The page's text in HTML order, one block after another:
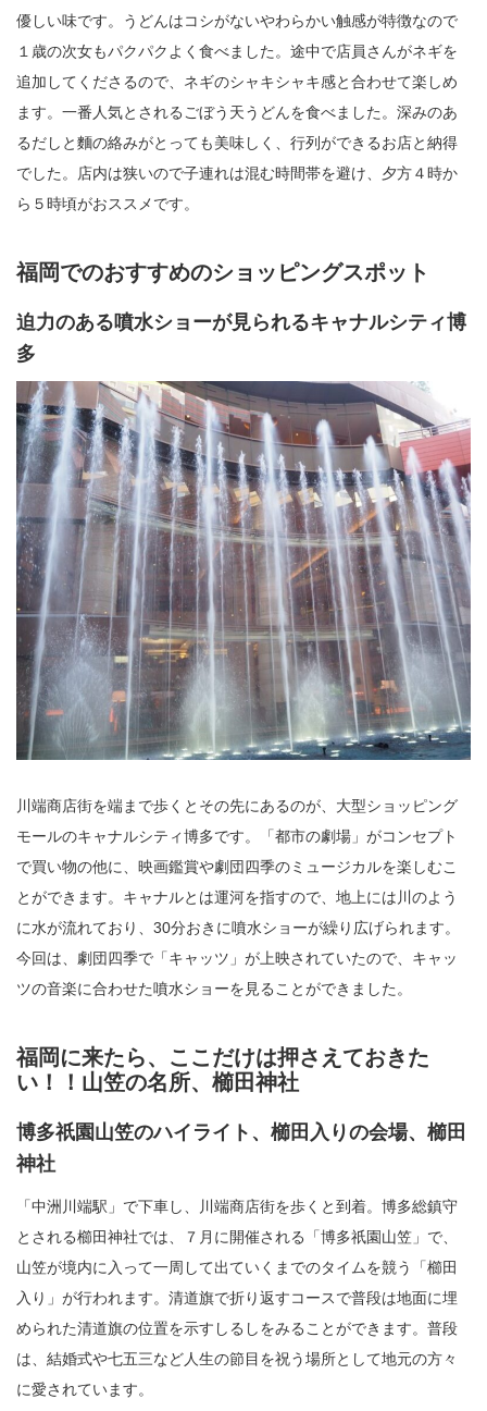
優しい味です。うどんはコシがないやわらかい触感が特徴なので
１歳の次女もパクパクよく食べました。途中で店員さんがネギを
追加してくださるので、ネギのシャキシャキ感と合わせて楽しめ
ます。一番人気とされるごぼう天うどんを食べました。深みのあ
るだしと麵の絡みがとっても美味しく、行列ができるお店と納得
でした。店内は狭いので子連れは混む時間帯を避け、夕方４時か
ら５時頃がおススメです。
福岡でのおすすめのショッピングスポット
迫力のある噴水ショーが見られるキャナルシティ博
多
川端商店街を端まで歩くとその先にあるのが、大型ショッピング
モールのキャナルシティ博多です。「都市の劇場」がコンセプト
で買い物の他に、映画鑑賞や劇団四季のミュージカルを楽しむこ
とができます。キャナルとは運河を指すので、地上には川のよう
に水が流れており、30分おきに噴水ショーが繰り広げられます。
今回は、劇団四季で「キャッツ」が上映されていたので、キャッ
ツの音楽に合わせた噴水ショーを見ることができました。
福岡に来たら、ここだけは押さえておきた
い！！山笠の名所、櫛田神社
博多祇園山笠のハイライト、櫛田入りの会場、櫛田
神社
「中洲川端駅」で下車し、川端商店街を歩くと到着。博多総鎮守
とされる櫛田神社では、７月に開催される「博多祇園山笠」で、
山笠が境内に入って一周して出ていくまでのタイムを競う「櫛田
入り」が行われます。清道旗で折り返すコースで普段は地面に埋
められた清道旗の位置を示すしるしをみることができます。普段
は、結婚式や七五三など人生の節目を祝う場所として地元の方々
に愛されています。